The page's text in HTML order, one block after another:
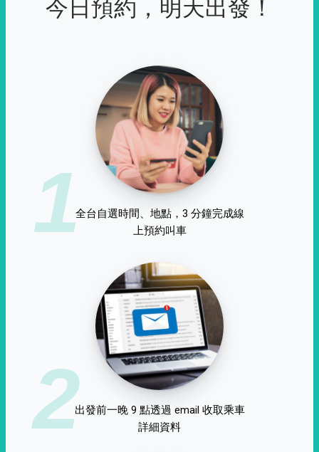
今日預約，明天出發！
1全台自選時間、地點，3 分鐘完成線
上預約叫車
2出發前一晚 9 點透過 email 收取乘車
詳細資料